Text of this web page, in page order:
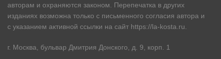
авторам и охраняются законом. Перепечатка в других
изданиях возможна только с письменного согласия автора и
с указанием активной ссылки на сайт https://la-kosta.ru
г. Москва, бульвар Дмитрия Донского, д. 9, корп. 1